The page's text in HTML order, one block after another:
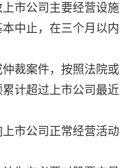
市公司主要经营设施
中止，在三个月以内
裁案件，按照法院或
计超过上市公司最近
市公司正常经营活动